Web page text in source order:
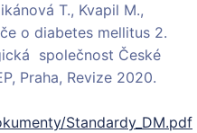
T., Kvapil M.,
o diabetes mellitus 2.
společnost České
Praha, Revize 2020.
Standardy_DM.pdf